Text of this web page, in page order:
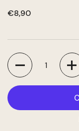
€8,90
Cantidad